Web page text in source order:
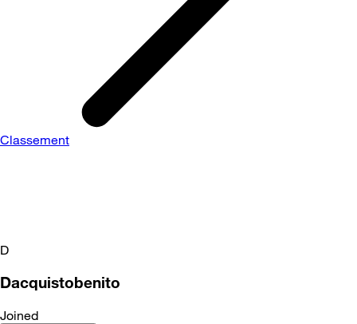
Classement
D
Dacquistobenito
Joined